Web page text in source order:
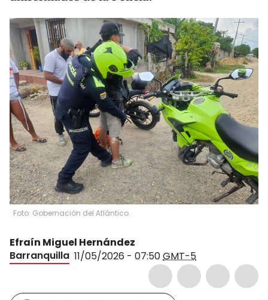
Foto: Gobernación del Atlántico.
Efraín Miguel Hernández
Barranquilla 11/05/2026 - 07:50GMT-5